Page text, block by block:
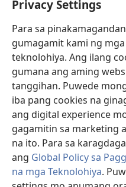
Privacy Settings
Para sa
gumagamit kami ng
teknolohiya. Ang ilang
gumana ang aming
tanggihan. Puwede
iba pang cookies na
ang digital experience
gagamitin sa marketing
na ito. Para sa
ang Global Policy sa
na mga Teknolohiya.
(may
na
bagong
window)
Watchtower ONLINE
(may
bubukas
na
bagong
window)
JW Hub ®
(may
bubukas
bagong
window)
JW Library ®
Watchtower Library®